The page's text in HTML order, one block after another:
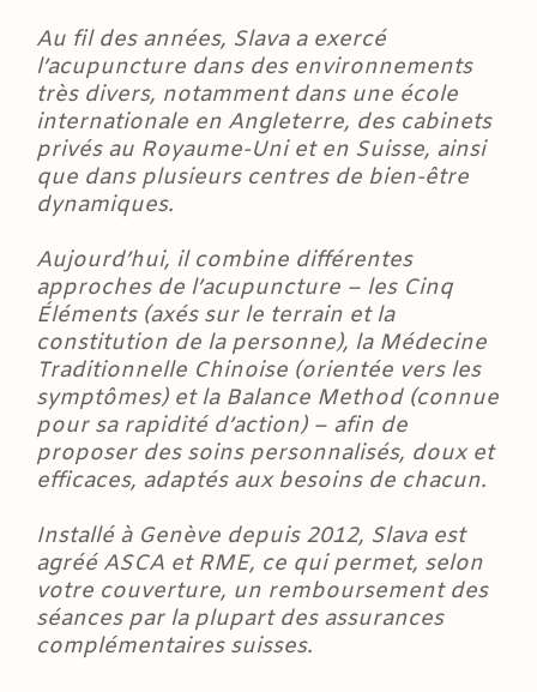
Au fil des années, Slava a exercé
l’acupuncture dans des environnements
très divers, notamment dans une école
internationale en Angleterre, des cabinets
privés au Royaume-Uni et en Suisse, ainsi
que dans plusieurs centres de bien-être
dynamiques.
Aujourd’hui, il combine différentes
approches de l’acupuncture – les Cinq
Éléments (axés sur le terrain et la
constitution de la personne), la Médecine
Traditionnelle Chinoise (orientée vers les
symptômes) et la Balance Method (connue
pour sa rapidité d’action) – afin de
proposer des soins personnalisés, doux et
efficaces, adaptés aux besoins de chacun.
Installé à Genève depuis 2012, Slava est
agréé ASCA et RME, ce qui permet, selon
votre couverture, un remboursement des
séances par la plupart des assurances
complémentaires suisses.